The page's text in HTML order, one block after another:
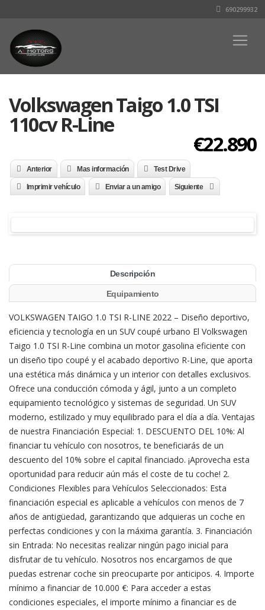
690299932
Volkswagen Taigo 1.0 TSI
110cv R-Line
€22.890
Anterior Mas información Test Drive
Imprimir vehículo Enviar a un amigo Siguiente
Descripción
Equipamiento
VOLKSWAGEN TAIGO 1.0 TSI R-LINE 2022 – Diseño deportivo,
eficiencia y tecnología en un SUV coupé urbano El Volkswagen
Taigo 1.0 TSI R-Line combina un motor gasolina eficiente con
un diseño tipo coupé y el acabado deportivo R-Line, que aporta
una estética más dinámica y un interior con detalles exclusivos.
Ofrece una conducción cómoda y ágil, junto a un completo
equipamiento tecnológico y sistemas de seguridad. Un SUV
moderno, estilizado y muy equilibrado para el día a día. Ventajas
de nuestra Financiación Especial: 1. DESCUENTO DEL 10%: Al
financiar tu vehículo con nosotros, te beneficiarás de un
descuento del 10% sobre el capital financiado. ¡Aprovecha esta
oportunidad para reducir aún más el coste de tu coche! 2.
Condiciones Flexibles para Vehículos Seleccionados: Esta
financiación especial es aplicable a vehículos con menos de 7
años de antigüedad, garantizando que adquieras un coche en
perfectas condiciones y con la máxima garantía. 3. Financiación
sin Entrada: No necesitas realizar ningún pago inicial para
disfrutar de tu vehículo. Nosotros nos encargamos de que
puedas estrenar coche sin preocuparte por anticipos. 4. Importe
mínimo a financiar de 10.000 €: Para acceder a estas
condiciones especiales, el importe mínimo a financiar es de